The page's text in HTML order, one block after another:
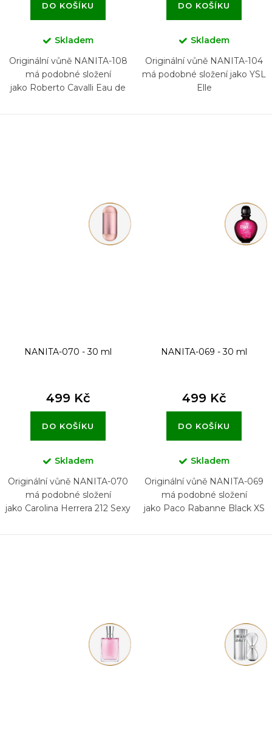
DO KOŠÍKU
Skladem
Originální vůně NANITA-108
má podobné složení
jako Roberto Cavalli Eau de
DO KOŠÍKU
Skladem
Originální vůně NANITA-104
má podobné složení jako YSL
Elle
NANITA-070 - 30 ml
499 Kč
DO KOŠÍKU
Skladem
Originální vůně NANITA-070
má podobné složení
jako Carolina Herrera 212 Sexy
NANITA-069 - 30 ml
499 Kč
DO KOŠÍKU
Skladem
Originální vůně NANITA-069
má podobné složení
jako Paco Rabanne Black XS